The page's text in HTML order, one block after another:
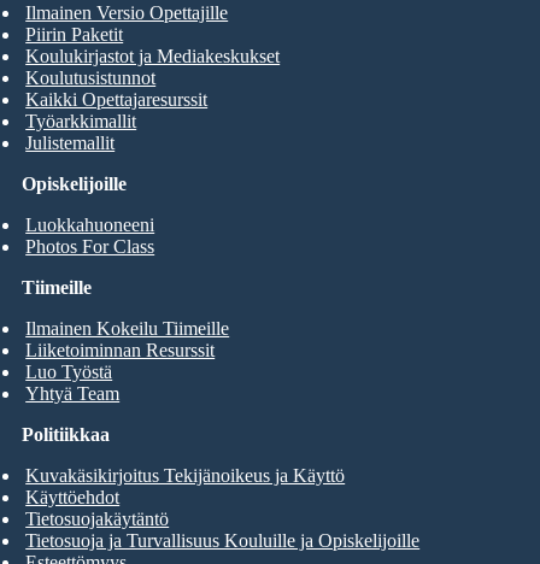
Opiskelijoille
Luokkahuoneeni
Photos For Class
Ilmainen Versio Opettajille
Piirin Paketit
Koulukirjastot ja Mediakeskukset
Koulutusistunnot
Kaikki Opettajaresurssit
Työarkkimallit
Julistemallit
Tiimeille
Ilmainen Kokeilu Tiimeille
Liiketoiminnan Resurssit
Luo Työstä
Yhtyä Team
Politiikkaa
Kuvakäsikirjoitus Tekijänoikeus ja Käyttö
Käyttöehdot
Tietosuojakäytäntö
Tietosuoja ja Turvallisuus Kouluille ja Opiskelijoille